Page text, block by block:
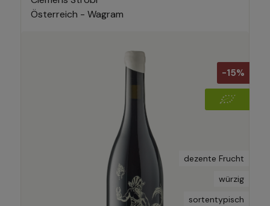
Österreich - Wagram
-15%
dezente Frucht
würzig
sortentypisch